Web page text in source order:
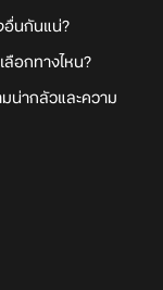
อื่นกันแน่?
ลือกทางไหน?
น่ากลัวและความ